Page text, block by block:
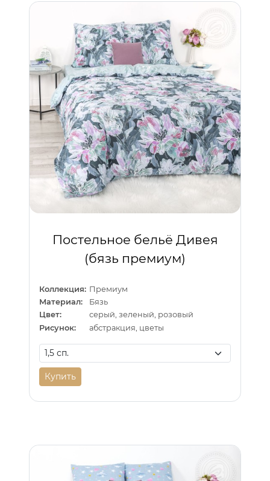
Постельное бельё Дивея
(бязь премиум)
Коллекция: Премиум
Материал:
Бязь
Цвет:
серый, зеленый, розовый
Рисунок:
абстракция, цветы
Купить